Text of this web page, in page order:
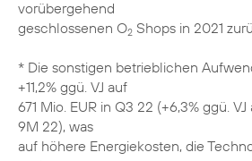
vorübergehend
geschlossenen O2 Shops in 2021
* Die sonstigen betrieblichen
+11,2% ggü. VJ auf
671 Mio. EUR in Q3 22 (+6,3% ggü.
9M 22), was
auf höhere Energiekosten, die